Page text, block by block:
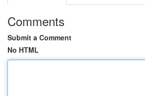
Comments
Submit a Comment
No HTML